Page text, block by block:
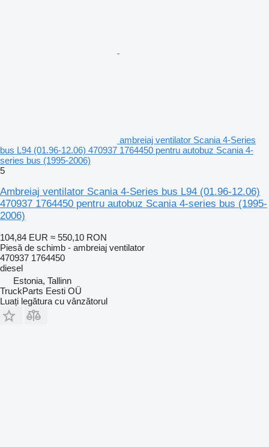
ambreiaj ventilator Scania 4-Series
bus L94 (01.96-12.06) 470937 1764450 pentru autobuz Scania 4-
series bus (1995-2006)
5
Ambreiaj ventilator Scania 4-Series bus L94 (01.96-12.06)
470937 1764450 pentru autobuz Scania 4-series bus (1995-
2006)
104,84 EUR ≈ 550,10 RON
Piesă de schimb - ambreiaj ventilator
470937 1764450
diesel
Estonia, Tallinn
TruckParts Eesti OÜ
Luați legătura cu vânzătorul